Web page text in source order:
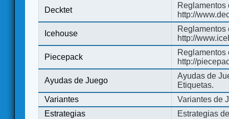
Decktet
Reglamentos
http://
Icehouse
Reglamentos
http://
Piecepack
Reglamentos
http://
Ayudas de Juego
Ayudas de
Etiquetas.
Variantes
Variantes de
Estrategias
Estrategias